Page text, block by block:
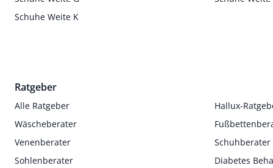
Schuhe Weite K
Ratgeber
Alle Ratgeber
Hallux-
Wäscheberater
Venenberater
Schuhberater
Sohlenberater
Diabetes